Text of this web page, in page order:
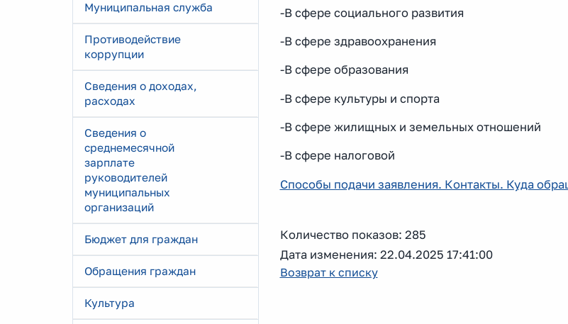
Муниципальная служба
Противодействие
коррупции
Сведения о доходах,
расходах
Сведения о
среднемесячной
зарплате
руководителей
муниципальных
организаций
Бюджет для граждан
Обращения граждан
Культура
-В сфере социального развития
-В сфере здравоохранения
-В сфере образования
-В сфере культуры и спорта
-В сфере жилищных и земельных отношений
-В сфере налоговой
Способы подачи заявления. Контакты. Куда
Количество показов: 285
Дата изменения: 22.04.2025 17:41:00
Возврат к списку